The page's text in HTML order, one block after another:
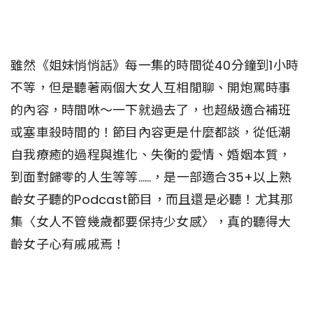
雖然《姐妹悄悄話》每一集的時間從40分鐘到1小時
不等，但是聽著兩個大女人互相閒聊、開炮罵時事
的內容，時間咻～一下就過去了，也超級適合補班
或塞車殺時間的！節目內容更是什麼都談，從低潮
自我療癒的過程與進化、失衡的愛情、婚姻本質，
到面對歸零的人生等等……，是一部適合35+以上熟
齡女子聽的Podcast節目，而且還是必聽！尤其那
集〈女人不管幾歲都要保持少女感〉，真的聽得大
齡女子心有戚戚焉！